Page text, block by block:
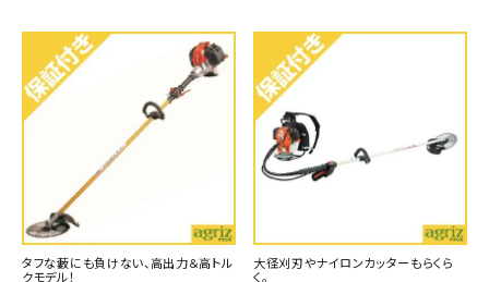
タフな藪にも負けない、高出力＆高トル
クモデル！
大径刈刃やナイロンカッターもらくら
く。